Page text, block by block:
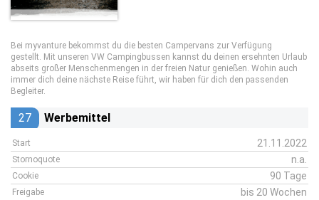
Bei myvanture bekommst du die besten Campervans zur Verfügung
gestellt. Mit unseren VW Campingbussen kannst du deinen ersehnten Urlaub
abseits großer Menschenmengen in der freien Natur genießen. Wohin auch
immer dich deine nächste Reise führt, wir haben für dich den passenden
Begleiter.
27 Werbemittel
Start 21.11.2022
Stornoquote n.a.
Cookie 90 Tage
Freigabe bis 20 Wochen